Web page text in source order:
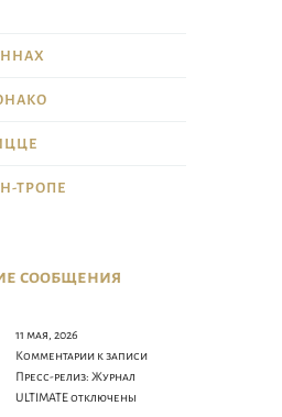
ТРОПЕ
сообщения
11 мая, 2026
Комментарии к записи
Пресс-релиз: Журнал
ULTIMATEотключены